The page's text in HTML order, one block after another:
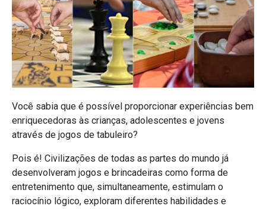
Você sabia que é possível proporcionar experiências bem
enriquecedoras às crianças, adolescentes e jovens
através de jogos de tabuleiro?
Pois é! Civilizações de todas as partes do mundo já
desenvolveram jogos e brincadeiras como forma de
entretenimento que, simultaneamente, estimulam o
raciocínio lógico, exploram diferentes habilidades e